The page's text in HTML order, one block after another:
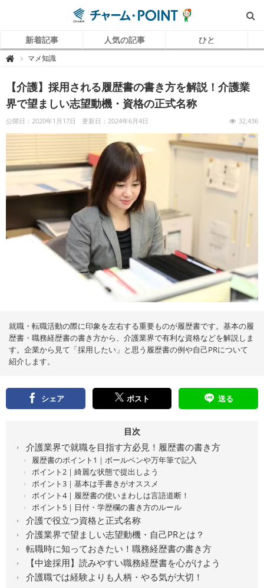
新着記事 人気の記事 ひと
 チ
P
O
I
N
（
ャ
ポ
イ
ン
｜
介
く
リ
マメ知識
【介護】採用される履歴書の書き方を解説！介護業
界で望ましい志望動機・資格の正式名称
公開日：2020年1月17日 更新日：2024年6月4日 32,436
就職・転職活動の際に印象を左右する重要ものが履歴書です。基本の履
歴書・職務経歴書の書き方から、介護業界で有利な資格などを解説しま
す。企業から見て「採用したい」と思う履歴書の例や自己PRについて
紹介します。
シェア ポスト 送る
目次
介護業界で就職を目指す方必見！履歴書の書き方
履歴書のポイント1｜ボールペンや万年筆で記入
ポイント2｜綺麗な状態で提出しよう
ポイント3｜基本は手書きがオススメ
ポイント4｜履歴書の使いまわしは言語道断！
ポイント5｜日付・学歴欄の書き方のルール
介護で役立つ資格と正式名称
介護業界で望ましい志望動機・自己PRとは？
転職時に知っておきたい！職務経歴書の書き方
【中途採用】読みやすい職務経歴書を心がけよう
介護職では経験よりも人柄・やる気が大切！